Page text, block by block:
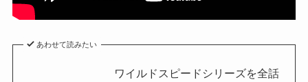
あわせて読みたい
ワイルドスピードシリーズを全話